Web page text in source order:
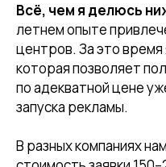
Всё, чем я делюсь
летнем опыте
центров. За это
которая позволяет
по адекватной цене
запуска рекламы.
В разных компаниях